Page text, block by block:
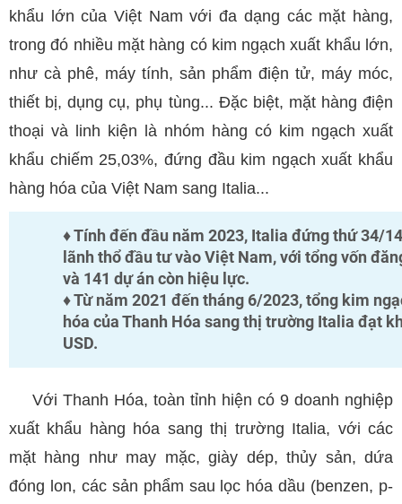
khẩu lớn của Việt Nam với đa dạng các mặt hàng,
trong đó nhiều mặt hàng có kim ngạch xuất khẩu lớn,
như cà phê, máy tính, sản phẩm điện tử, máy móc,
thiết bị, dụng cụ, phụ tùng... Đặc biệt, mặt hàng điện
thoại và linh kiện là nhóm hàng có kim ngạch xuất
khẩu chiếm 25,03%, đứng đầu kim ngạch xuất khẩu
hàng hóa của Việt Nam sang Italia...
♦ Tính đến đầu năm 2023, Italia đứng thứ 34/
lãnh thổ đầu tư vào Việt Nam, với tổng vốn
và 141 dự án còn hiệu lực.
♦ Từ năm 2021 đến tháng 6/2023, tổng kim
hóa của Thanh Hóa sang thị trường Italia đạt
USD.
Với Thanh Hóa, toàn tỉnh hiện có 9 doanh nghiệp
xuất khẩu hàng hóa sang thị trường Italia, với các
mặt hàng như may mặc, giày dép, thủy sản, dứa
đóng lon, các sản phẩm sau lọc hóa dầu (benzen, p-